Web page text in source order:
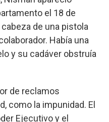
el 18 de
de una pistola
Había una
y su cadáver obstruía
de reclamos
como la impunidad. El
Ejecutivo y el